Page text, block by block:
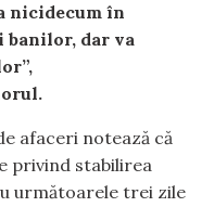
nicidecum în
banilor, dar va
afaceri notează că
privind stabilirea
următoareletrei zile